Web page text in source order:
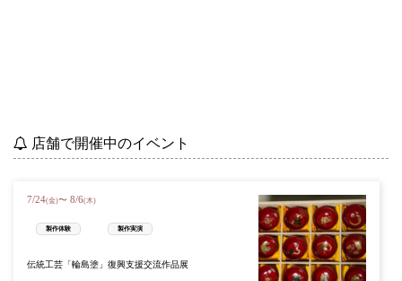
店舗で開催中のイベント
7/24(金)〜 8/6(木)
製作体験 製作実演
伝統工芸「輪島塗」復興支援交流作品展